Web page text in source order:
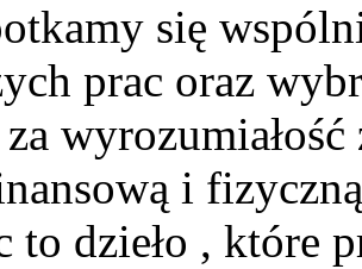
się
prac oraz
i
to dzieło , które